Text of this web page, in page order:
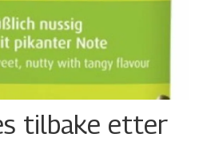
tilbake etter